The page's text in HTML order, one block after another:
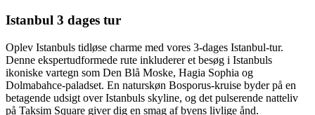
Istanbul 3 dages tur
Oplev Istanbuls tidløse charme med vores 3-dages Istanbul-tur.
Denne ekspertudformede rute inkluderer et besøg i Istanbuls
ikoniske vartegn som Den Blå Moske, Hagia Sophia og
Dolmabahce-paladset. En naturskøn Bosporus-kruise byder på en
betagende udsigt over Istanbuls skyline, og det pulserende natteliv
på Taksim Square giver dig en smag af byens livlige ånd.